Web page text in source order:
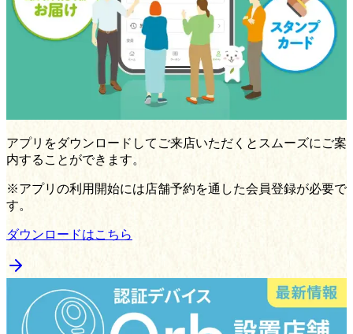
アプリをダウンロードしてご来店いただくとスムーズにご案
内することができます。
※アプリの利用開始には店舗予約を通した会員登録が必要で
す。
ダウンロードはこちら